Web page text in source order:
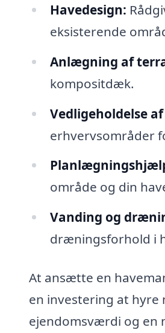
Havedesign:
eksisterende
Anlægning af
kompositdæk.
Vedligeholdelse
erhvervsområder
område og din
Vanding og
dræningsforhold i
At ansætte en
en investering at hyre
ejendomsværdi og en